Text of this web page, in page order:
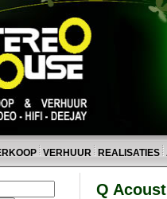
VERHUUR REALISATIES
Q